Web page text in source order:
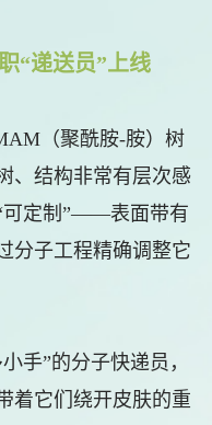
“递送员”上线
（聚酰胺-胺）树
、结构非常有层次感
可定制”——表面带有
分子工程精确调整它
手”的分子快递员，
着它们绕开皮肤的重